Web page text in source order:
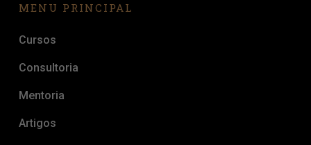
MENU PRINCIPAL
Cursos
Consultoria
Mentoria
Artigos